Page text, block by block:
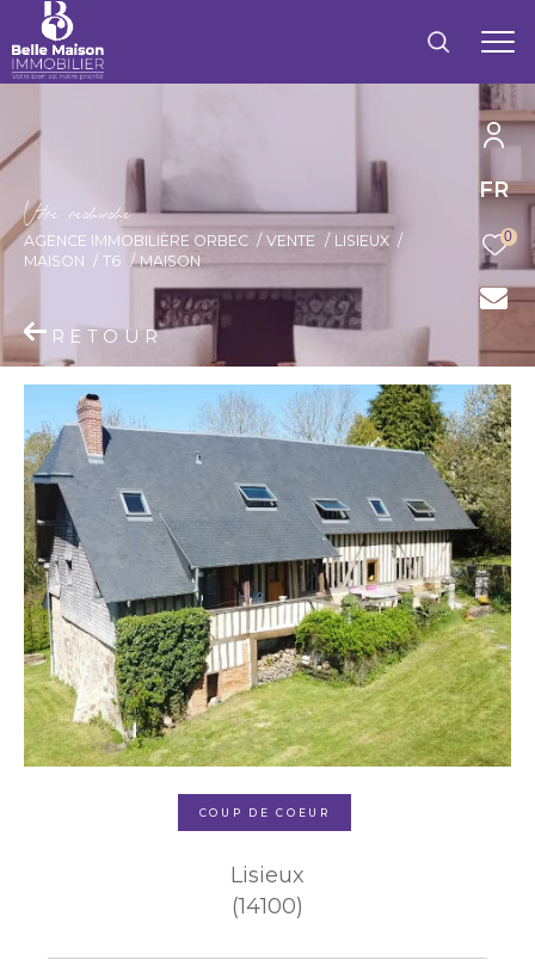
FR
0
Vore recece
AGENCE IMMOBILIÈRE ORBEC VENTE
LISIEUX
MAISON
T6 MAISON
RETOUR
COUP DE COEUR
Lisieux
(14100)